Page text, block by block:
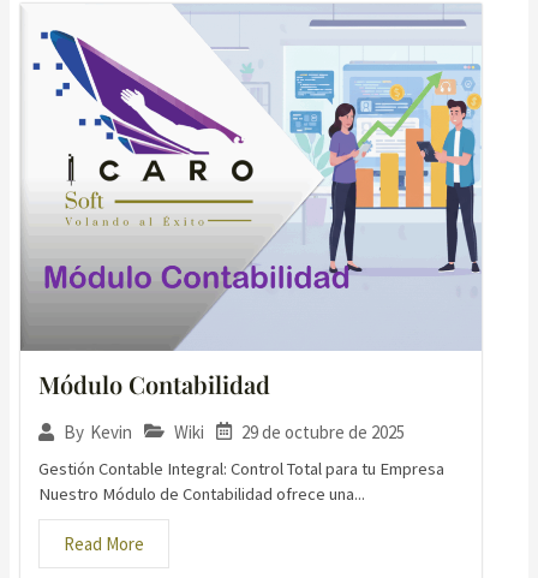
Módulo Contabilidad
By Kevin Wiki 29 de octubre de 2025
Gestión Contable Integral: Control Total para tu Empresa
Nuestro Módulo de Contabilidad ofrece una...
Read More